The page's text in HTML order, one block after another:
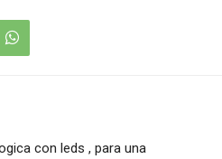
con leds , para una